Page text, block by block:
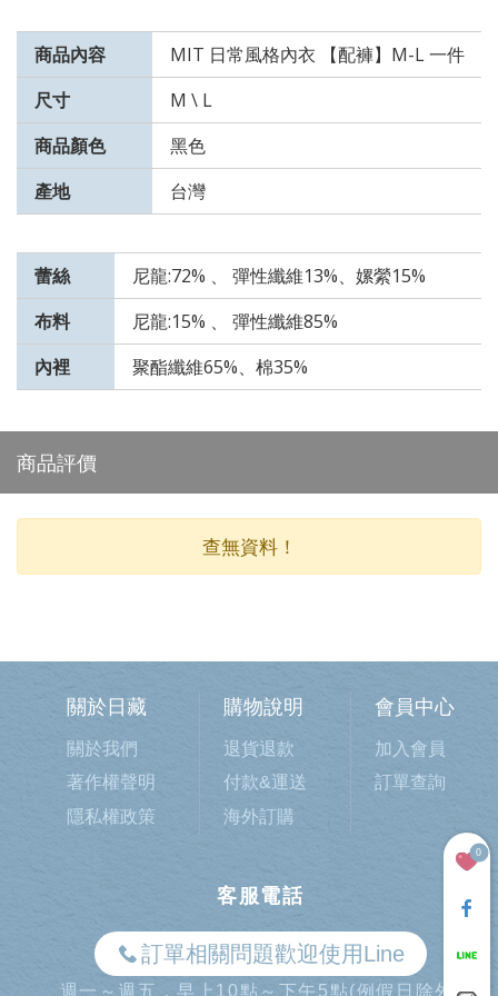
商品內容
MIT 日常風格內衣 【配褲】M-L 一件
尺寸
M \ L
商品顏色
黑色
產地
台灣
蕾絲
尼龍:72% 、 彈性纖維13%、嫘縈15%
布料
尼龍:15% 、 彈性纖維85%
內裡
聚酯纖維65%、棉35%
商品評價
查無資料！
關於日藏
關於我們
著作權聲明
隱私權政策
購物說明
退貨退款
付款&運送
海外訂購
會員中心
加入會員
訂單查詢
客服電話
訂單相關問題歡迎使用Line
週一～週五，早上10點～下午5點(例假日除外)
0